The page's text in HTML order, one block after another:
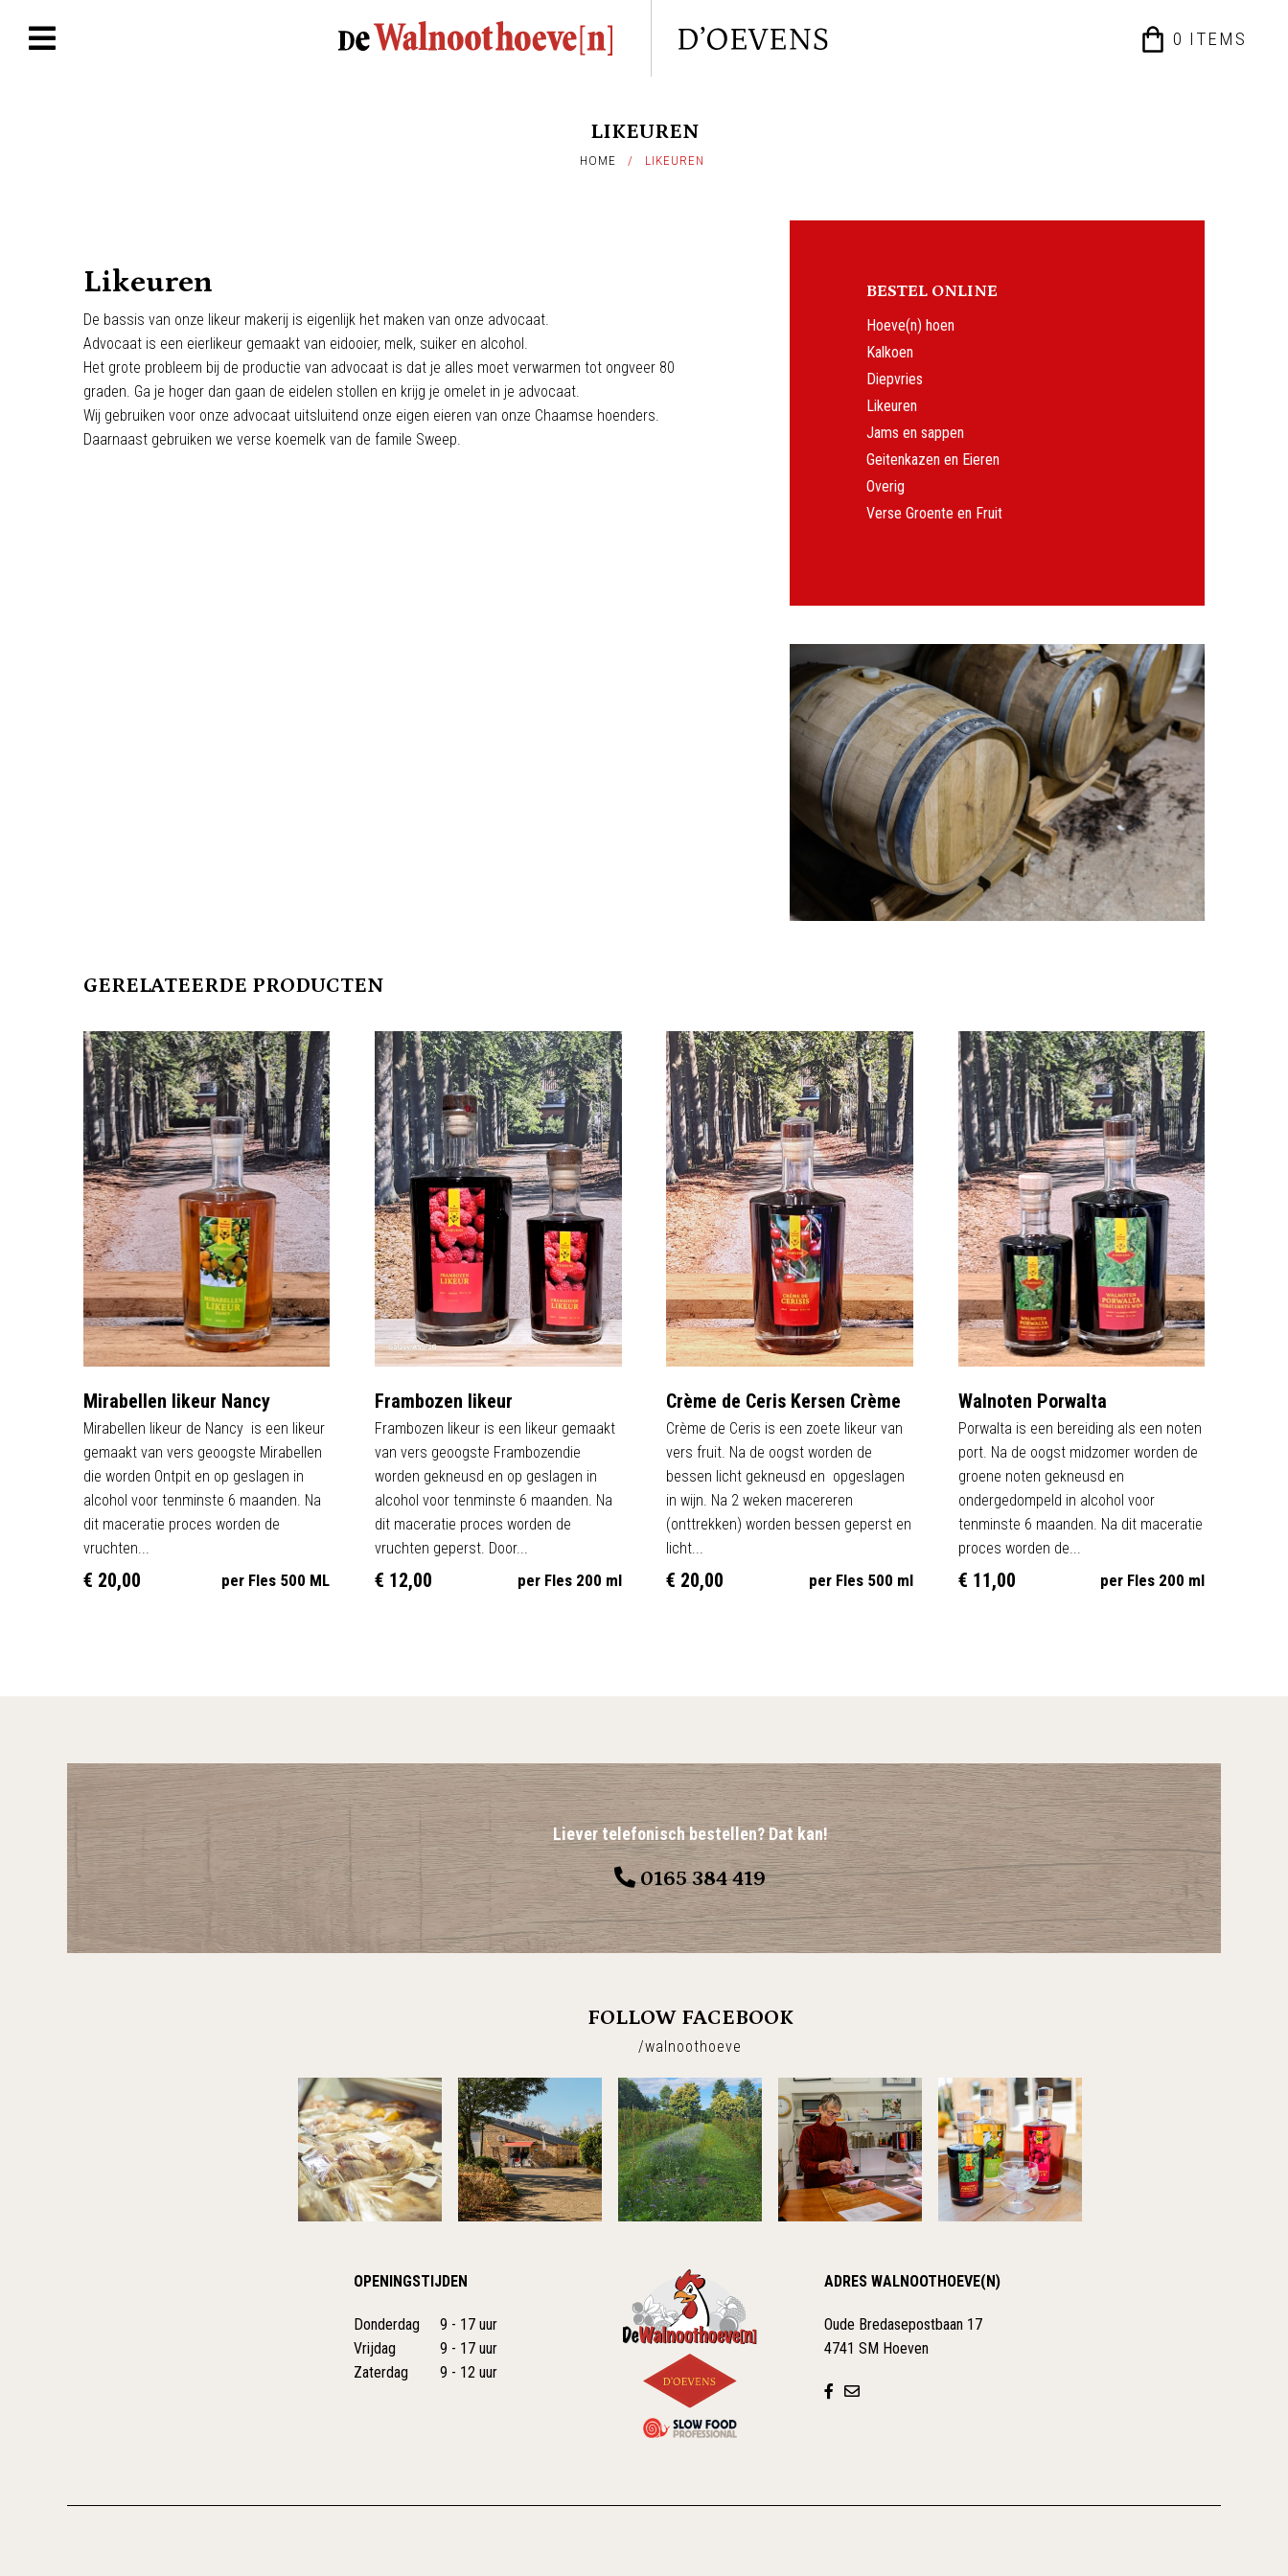
0 ITEM S
LIKEUREN
HOME / LIKEUREN
Likeuren
De bassis van onze likeur makerij is eigenlijk het maken van onze advocaat.
Advocaat is een eierlikeur gemaakt van eidooier, melk, suiker en alcohol.
Het grote probleem bij de productie van advocaat is dat je alles moet verwarmen tot ongveer 80
graden. Ga je hoger dan gaan de eidelen stollen en krijg je omelet in je advocaat.
Wij gebruiken voor onze advocaat uitsluitend onze eigen eieren van onze Chaamse hoenders.
Daarnaast gebruiken we verse koemelk van de famile Sweep.
BESTEL ONLINE
Hoeve(n) hoen
Kalkoen
Diepvries
Likeuren
Jams en sappen
Geitenkazen en Eieren
Overig
Verse Groente en Fruit
GERELATEERDE PRODUCTEN
Mirabellen likeur Nancy
Mirabellen likeur de Nancy is een likeur
gemaakt van vers geoogste Mirabellen
die worden Ontpit en op geslagen in
alcohol voor tenminste 6 maanden. Na
dit maceratie proces worden de
vruchten...
€ 20,00 per Fles 500 ML
Frambozen likeur
Frambozen likeur is een likeur gemaakt
van vers geoogste Frambozendie
worden gekneusd en op geslagen in
alcohol voor tenminste 6 maanden. Na
dit maceratie proces worden de
vruchten geperst. Door...
€ 12,00 per Fles 200 ml
Crème de Ceris Kersen Crème
Crème de Ceris is een zoete likeur van
vers fruit. Na de oogst worden de
bessen licht gekneusd en opgeslagen
in wijn. Na 2 weken macereren
(onttrekken) worden bessen geperst en
licht...
€ 20,00 per Fles 500 ml
Walnoten Porwalta
Porwalta is een bereiding als een noten
port. Na de oogst midzomer worden de
groene noten gekneusd en
ondergedompeld in alcohol voor
tenminste 6 maanden. Na dit maceratie
proces worden de...
€ 11,00 per Fles 200 ml
Liever telefonisch bestellen? Dat kan!
0165 384 419
FOLLOW FACEBOOK
/walnoothoeve
OPENINGSTIJDEN
Donderdag
9 - 17 uur
Vrijdag
9 - 17 uur
Zaterdag
9 - 12 uur
ADRES WALNOOTHOEVE(N)
Oude Bredasepostbaan 17
4741 SM Hoeven